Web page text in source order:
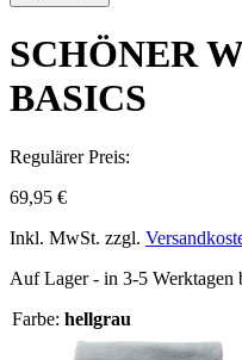
SCHÖNER
BASICS
Regulärer Preis:
69,95 €
Inkl. MwSt. zzgl.
Auf Lager - in 3-5 Werktagen
Farbe: hellgrau